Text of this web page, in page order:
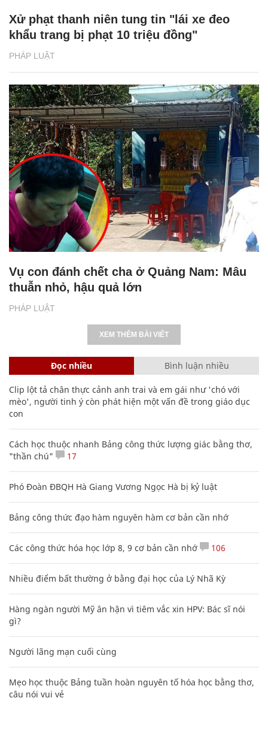
PHÁP LUẬT
Xử phạt thanh niên tung tin "lái xe đeo
khẩu trang bị phạt 10 triệu đồng"
PHÁP LUẬT
Vụ con đánh chết cha ở Quảng Nam: Mâu
thuẫn nhỏ, hậu quả lớn
XEM THÊM BÀI VIẾT
Đọc nhiều Bình luận nhiều
Clip lột tả chân thực cảnh anh trai và em gái như 'chó với
mèo', người tinh ý còn phát hiện một vấn đề trong giáo dục
con
Cách học thuộc nhanh Bảng công thức lượng giác bằng thơ,
"thần chú"
17
Phó Đoàn ĐBQH Hà Giang Vương Ngọc Hà bị kỷ luật
Bảng công thức đạo hàm nguyên hàm cơ bản cần nhớ
Các công thức hóa học lớp 8, 9 cơ bản cần nhớ 106
Nhiều điểm bất thường ở bằng đại học của Lý Nhã Kỳ
Hàng ngàn người Mỹ ân hận vì tiêm vắc xin HPV: Bác sĩ nói
gì?
Người lãng mạn cuối cùng
Mẹo học thuộc Bảng tuần hoàn nguyên tố hóa học bằng thơ,
câu nói vui vẻ